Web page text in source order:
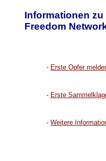
Informationen zu
Freedom
- Erste Opfer
- Erste
- Weitere